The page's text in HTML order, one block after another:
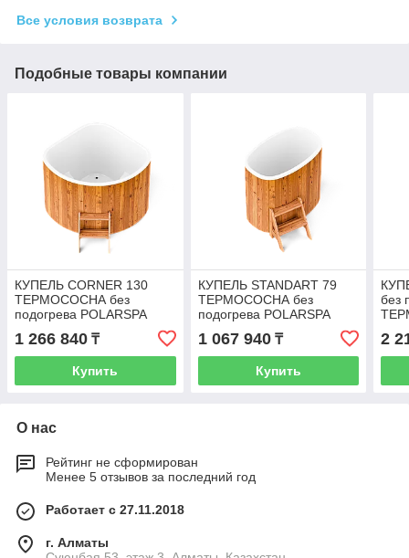
Все условия возврата
Подобные товары компании
КУПЕЛЬ CORNER 130
ТЕРМОСОСНА без
подогрева POLARSPA
1 266 840 ₸
Купить
КУПЕЛЬ STANDART 79
ТЕРМОСОСНА без
подогрева POLARSPA
1 067 940₸
Купить
без
2
О нас
Рейтинг не сформирован
Менее 5 отзывов за последний год
Работает с 27.11.2018
г. Алматы